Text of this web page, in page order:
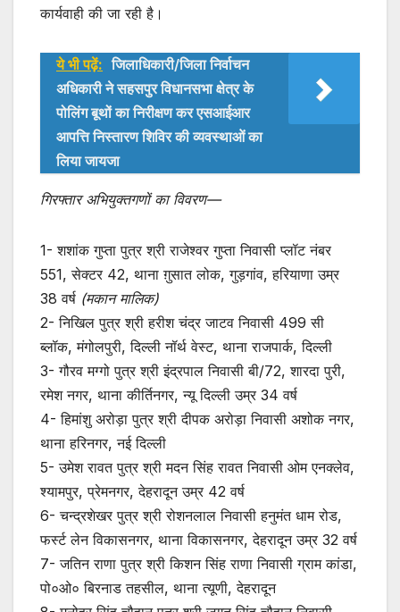
कार्यवाही की जा रही है।
ये भी पढ़ें: जिलाधिकारी/जिला निर्वाचन
अधिकारी ने सहसपुर विधानसभा क्षेत्र के
पोलिंग बूथों का निरीक्षण कर एसआईआर
आपत्ति निस्तारण शिविर की व्यवस्थाओं का
लिया जायजा
गिरफ्तार अभियुक्तगणों का विवरण—
1- शशांक गुप्ता पुत्र श्री राजेश्वर गुप्ता निवासी प्लॉट नंबर
551, सेक्टर 42, थाना ग़ुसात लोक, गुड़गांव, हरियाणा उम्र
38 वर्ष (मकान मालिक)
2- निखिल पुत्र श्री हरीश चंद्र जाटव निवासी 499 सी
ब्लॉक, मंगोलपुरी, दिल्ली नॉर्थ वेस्ट, थाना राजपार्क, दिल्ली
3- गौरव मग्गो पुत्र श्री इंद्रपाल निवासी बी/72, शारदा पुरी,
रमेश नगर, थाना कीर्तिनगर, न्यू दिल्ली उम्र 34 वर्ष
4- हिमांशु अरोड़ा पुत्र श्री दीपक अरोड़ा निवासी अशोक नगर,
थाना हरिनगर, नई दिल्ली
5- उमेश रावत पुत्र श्री मदन सिंह रावत निवासी ओम एनक्लेव,
श्यामपुर, प्रेमनगर, देहरादून उम्र 42 वर्ष
6- चन्द्रशेखर पुत्र श्री रोशनलाल निवासी हनुमंत धाम रोड,
फर्स्ट लेन विकासनगर, थाना विकासनगर, देहरादून उम्र 32 वर्ष
7- जतिन राणा पुत्र श्री किशन सिंह राणा निवासी ग्राम कांडा,
पो०ओ० बिरनाड तहसील, थाना त्यूणी, देहरादून